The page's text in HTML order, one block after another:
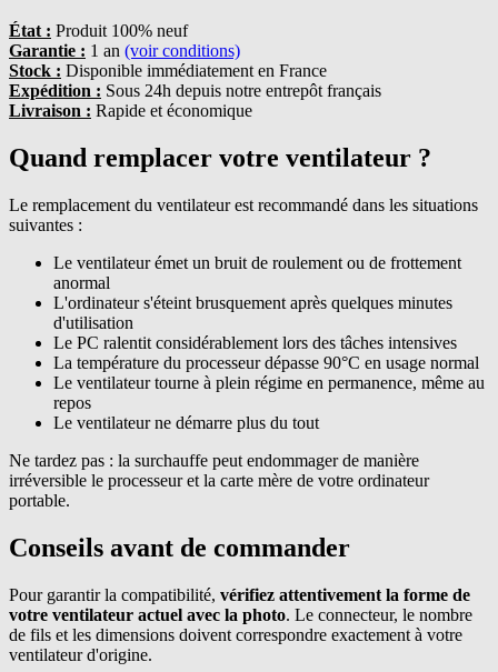
État : Produit 100% neuf
Garantie : 1 an (voir conditions)
Stock : Disponible immédiatement en France
Expédition : Sous 24h depuis notre entrepôt français
Livraison : Rapide et économique
Quand remplacer votre ventilateur ?
Le remplacement du ventilateur est recommandé dans les situations
suivantes :
Le ventilateur émet un bruit de roulement ou de frottement
anormal
L'ordinateur s'éteint brusquement après quelques minutes
d'utilisation
Le PC ralentit considérablement lors des tâches intensives
La température du processeur dépasse 90°C en usage normal
Le ventilateur tourne à plein régime en permanence, même au
repos
Le ventilateur ne démarre plus du tout
Ne tardez pas : la surchauffe peut endommager de manière
irréversible le processeur et la carte mère de votre ordinateur
portable.
Conseils avant de commander
Pour garantir la compatibilité, vérifiez attentivement la forme de
votre ventilateur actuel avec la photo. Le connecteur, le nombre
de fils et les dimensions doivent correspondre exactement à votre
ventilateur d'origine.